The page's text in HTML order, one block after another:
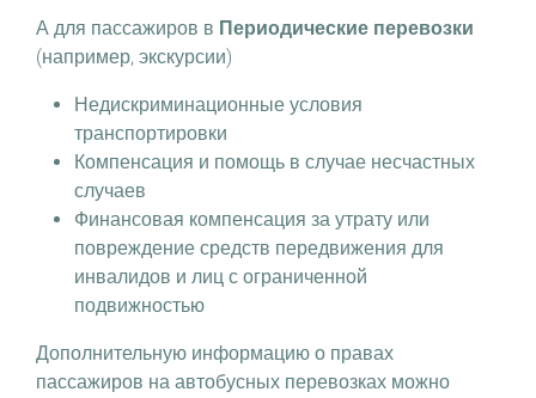
А для пассажиров в Периодические перевозки
(например, экскурсии)
Недискриминационные условия
транспортировки
Компенсация и помощь в случае несчастных
случаев
Финансовая компенсация за утрату или
повреждение средств передвижения для
инвалидов и лиц с ограниченной
подвижностью
Дополнительную информацию о правах
пассажиров на автобусных перевозках можно